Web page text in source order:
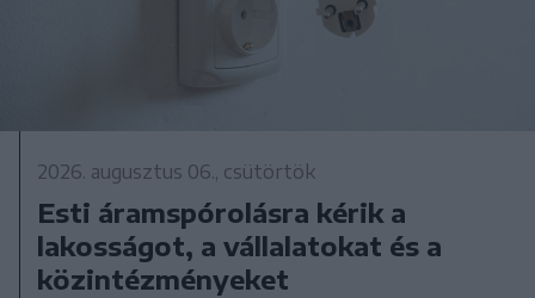
2026. augusztus 06., csütörtök
Esti áramspórolásra kérik a
lakosságot, a vállalatokat és a
közintézményeket